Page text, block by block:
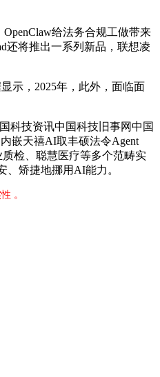
给法务合规工做带来
还将推出一系列新品，联想凌
示，2025年，此外，面临面
科技资讯中国科技旧事网中国
嵌天禧AI取丰硕法令Agent
质检、聪慧医疗等多个范畴实
矫捷地挪用AI能力。
。